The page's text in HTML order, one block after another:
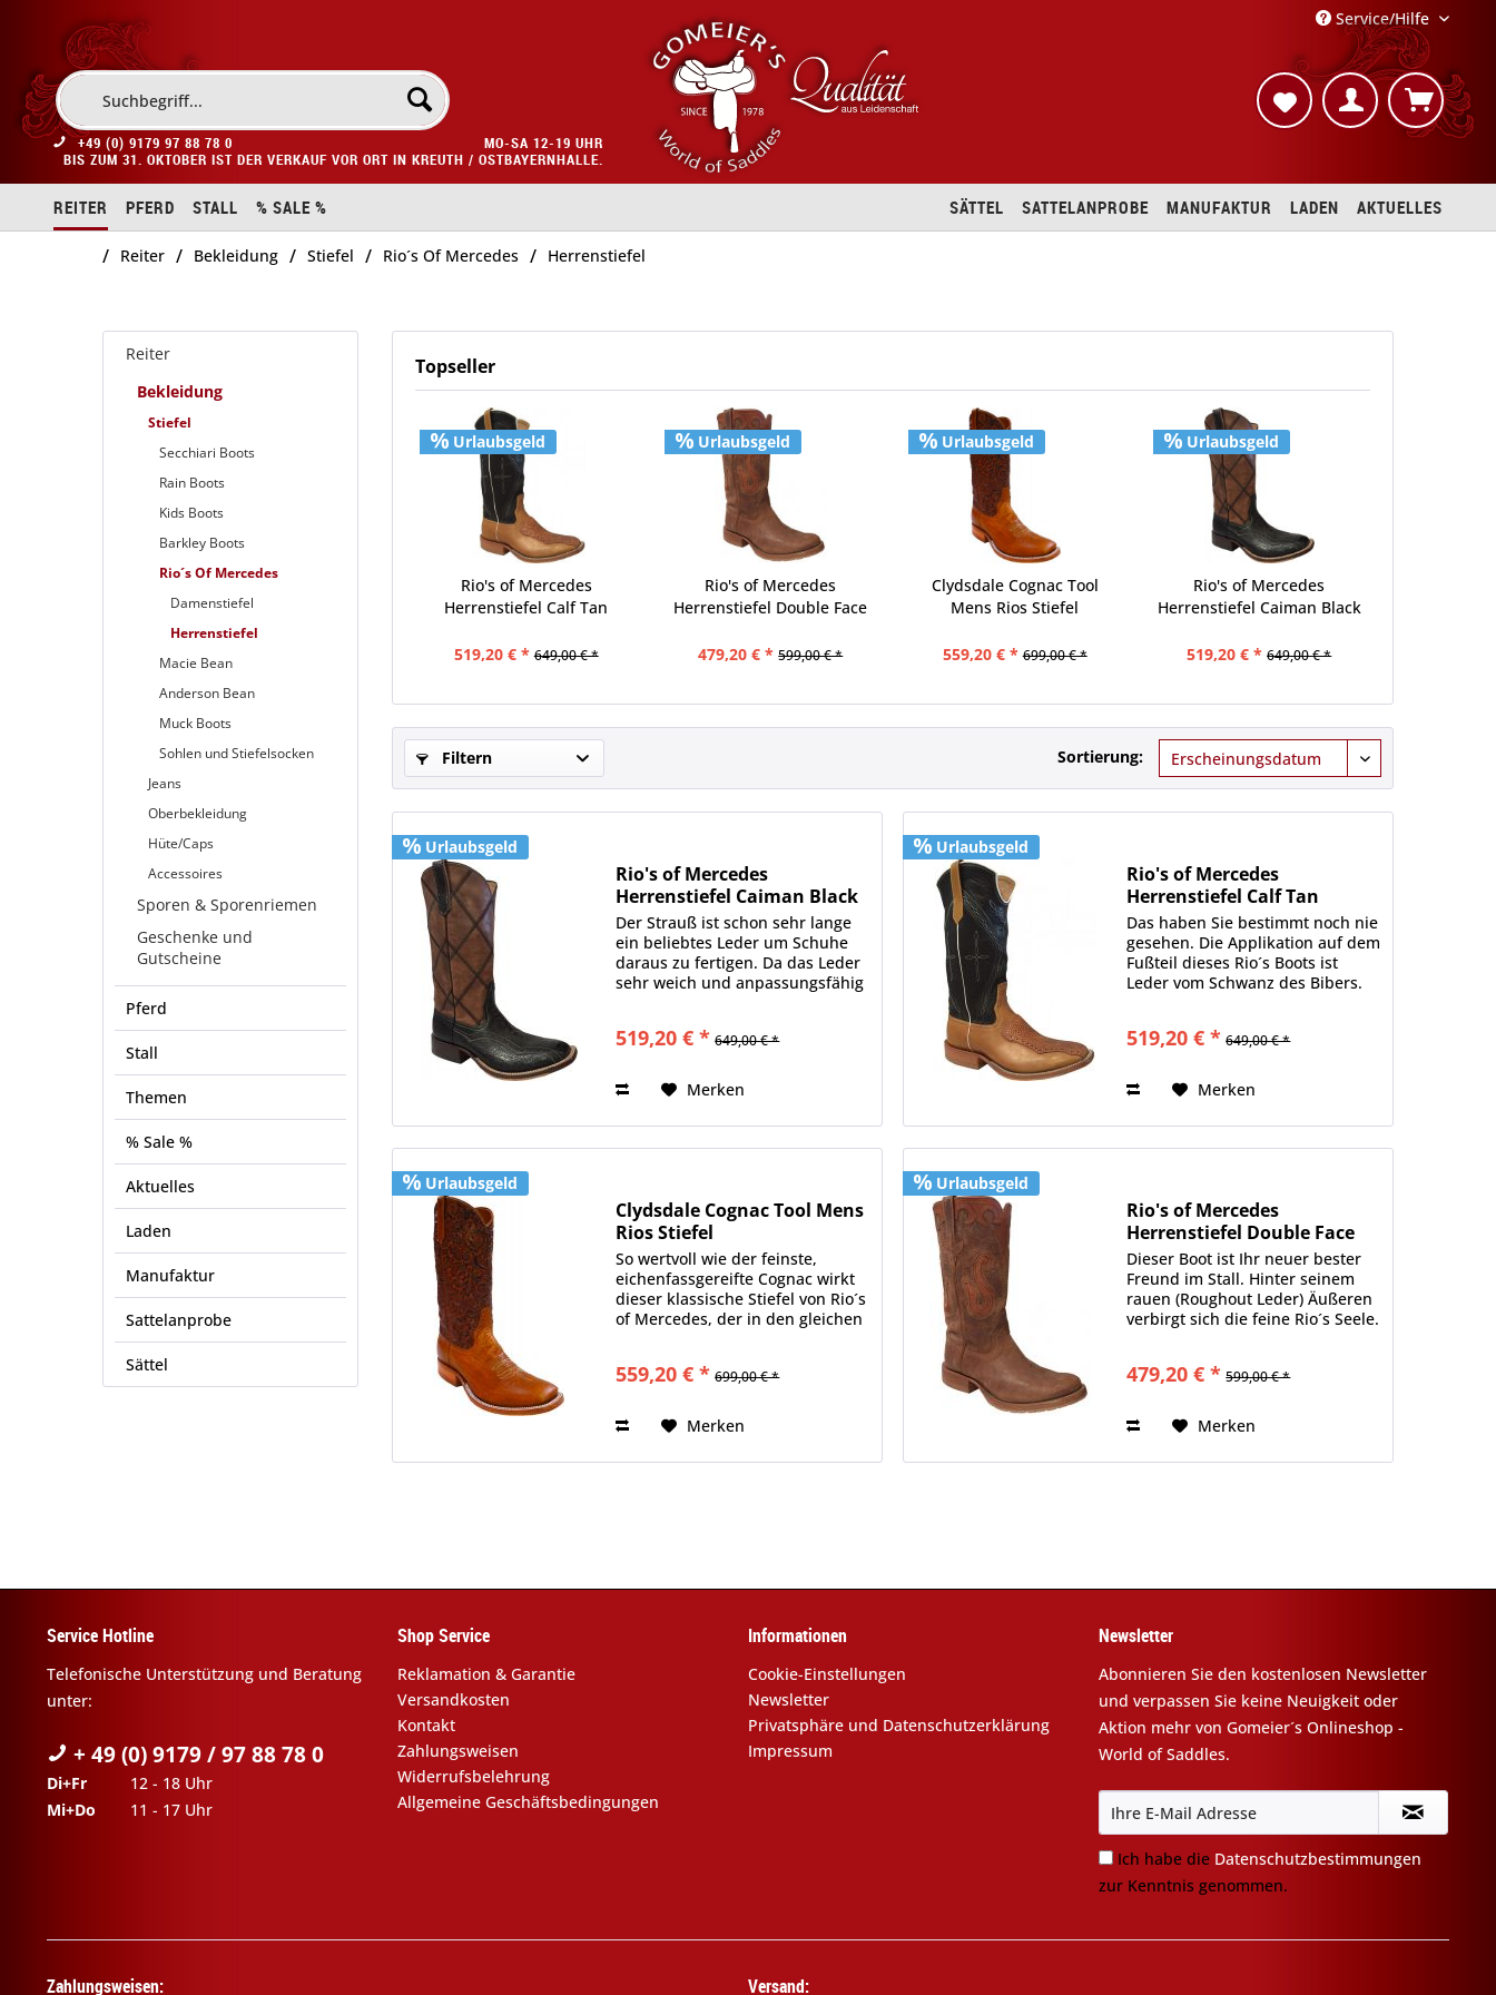
Service/Hilfe
+49 (0) 9179 97 88 78 0
MO-SA 12-19 UHR
BIS ZUM 31. OKTOBER IST DER VERKAUF VOR ORT IN KREUTH / OSTBAYERNHALLE.
REITER PFERD STALL % SALE % AKTUELLES
LADEN
MANUFAKTUR
SATTELANPROBE
SÄTTEL
/ Reiter / Bekleidung / Stiefel / Rio´s Of Mercedes / Herrenstiefel
Reiter
Bekleidung
Stiefel
Secchiari Boots
Rain Boots
Kids Boots
Barkley Boots
Rio´s Of Mercedes
Damenstiefel
Herrenstiefel
Macie Bean
Anderson Bean
Muck Boots
Sohlen und Stiefelsocken
Jeans
Oberbekleidung
Hüte/Caps
Accessoires
Sporen & Sporenriemen
Geschenke und
Gutscheine
Pferd
Stall
Themen
% Sale %
Aktuelles
Laden
Manufaktur
Sattelanprobe
Sättel
Topseller
Urlaubsgeld
Rio's of Mercedes
Herrenstiefel Calf Tan
519,20 € * 649,00 € *
Urlaubsgeld
Rio's of Mercedes
Herrenstiefel Double Face
479,20 € * 599,00 € *
Urlaubsgeld
Clydsdale Cognac Tool
Mens Rios Stiefel
559,20 € * 699,00 € *
Urlaubsgeld
Rio's of Mercedes
Herrenstiefel Caiman Black
519,20 € * 649,00 € *
Filtern Sortierung:
Urlaubsgeld
Rio's of Mercedes
Herrenstiefel Caiman Black
Der Strauß ist schon sehr lange
ein beliebtes Leder um Schuhe
daraus zu fertigen. Da das Leder
sehr weich und anpassungsfähig
Straußenfußleder ist ein wenig
519,20 € * 649,00 € *
Merken
Urlaubsgeld
Rio's of Mercedes
Herrenstiefel Calf Tan
Vintage
Das haben Sie bestimmt noch nie
gesehen. Die Applikation auf dem
Fußteil dieses Rio´s Boots ist
Leder vom Schwanz des Bibers.
"Hingucker"! Am besten wirkt der
519,20 € * 649,00 € *
Merken
Urlaubsgeld
Clydsdale Cognac Tool Mens
Rios Stiefel
So wertvoll wie der feinste,
eichenfassgereifte Cognac wirkt
dieser klassische Stiefel von Rio´s
of Mercedes, der in den gleichen
gehalten und mit klassischen
559,20 € * 699,00 € *
Merken
Urlaubsgeld
Rio's of Mercedes
Herrenstiefel Double Face
Chili
Dieser Boot ist Ihr neuer bester
Freund im Stall. Hinter seinem
rauen (Roughout Leder) Äußeren
verbirgt sich die feine Rio´s Seele.
Sohle ist dieses Mal etwas ganz
479,20 € * 599,00 € *
Merken
Service Hotline
Telefonische Unterstützung und Beratung
unter:
+ 49 (0) 9179 / 97 88 78 0
Di+Fr
12 - 18 Uhr
Mi+Do
11 - 17 Uhr
Shop Service
Reklamation & Garantie
Versandkosten
Kontakt
Zahlungsweisen
Widerrufsbelehrung
Allgemeine Geschäftsbedingungen
Informationen
Cookie-Einstellungen
Newsletter
Privatsphäre und Datenschutzerklärung
Impressum
Newsletter
Abonnieren Sie den kostenlosen Newsletter
und verpassen Sie keine Neuigkeit oder
Aktion mehr von Gomeier´s Onlineshop -
World of Saddles.
Ich habe die Datenschutzbestimmungen
zur Kenntnis genommen.
Zahlungsweisen: Versand: